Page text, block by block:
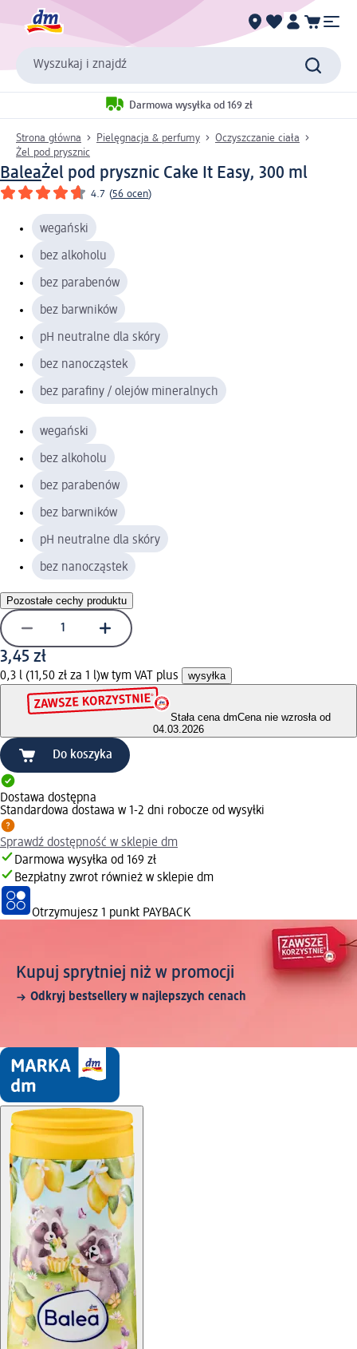
Wyszukaj i znajdź
Darmowa wysyłka od 169 zł
Strona główna Pielęgnacja & perfumy
Oczyszczanie ciała
Żel pod prysznic
BaleaŻel pod prysznic Cake It Easy, 300 ml
4.7 (56 ocen)
wegański
bez alkoholu
bez parabenów
bez barwników
pH neutralne dla skóry
bez nanocząstek
bez parafiny / olejów mineralnych
wegański
bez alkoholu
bez parabenów
bez barwników
pH neutralne dla skóry
bez nanocząstek
Pozostałe cechy produktu
3,45 zł
0,3 l (11,50 zł za 1 l)w tym VAT plus wysyłka
Stała cena dmCena nie wzrosła od
04.03.2026
Do koszyka
Dostawa dostępna
Standardowa dostawa w 1-2 dni robocze od wysyłki
Sprawdź dostępność w sklepie dm
Darmowa wysyłka od 169 zł
Bezpłatny zwrot również w sklepie dm
Otrzymujesz 1 punkt PAYBACK
Kupuj sprytniej niż w promocji
Odkryj bestsellery w najlepszych cenach